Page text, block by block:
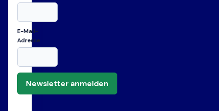
E-Mail-
Adresse
Newsletter anmelden